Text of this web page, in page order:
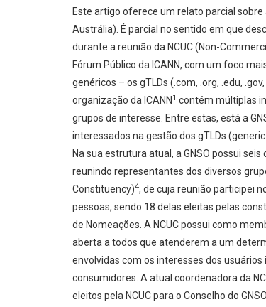
Este artigo oferece um relato parcial sobre
Austrália). É parcial no sentido em que
durante a reunião da NCUC (Non-
Fórum Público da ICANN, com um foco
genéricos – os gTLDs (.com, .org, .edu,
organização da ICANN 1 contém múltiplas
grupos de interesse. Entre estas, está a
interessados na gestão dos gTLDs (generic
Na sua estrutura atual, a GNSO possui
reunindo representantes dos diversos
Constituency)4, de cuja reunião participei
pessoas, sendo 18 delas eleitas pelas
de Nomeações. A NCUC possui como
aberta a todos que atenderem a um
envolvidas com os interesses dos
consumidores. A atual coordenadora da
eleitos pela NCUC para o Conselho do